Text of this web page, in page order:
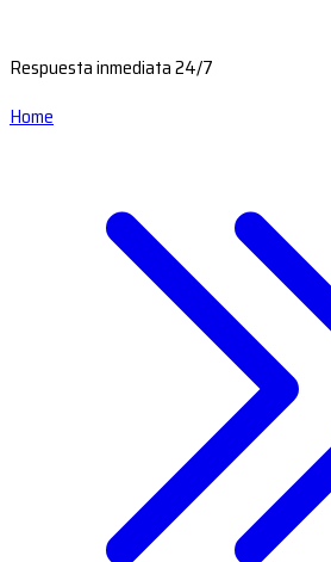
Respuesta inmediata 24/7
Home